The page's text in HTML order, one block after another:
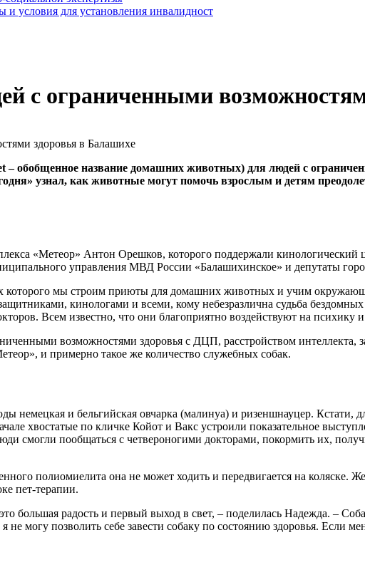
и условия для установления инвалидност
с ограниченными
– обобщенное название домашних животных) для людей с
узнал, как животные могут помочь взрослым и детям
«Метеор» Антон Орешков, которого поддержали
управления МВД России «Балашихинское» и депутаты
которого мы строим приюты для домашних животных и учим
кинологами и всеми, кому небезразлична судьба
Всем известно, что они благоприятно воздействуют на психику и
возможностями здоровья с ДЦП, расстройством интеллекта,
и примерно такое же количество служебных собак.
немецкая и бельгийская овчарка (малинуа) и ризеншнауцер. Кстати,
хвостатые по кличке Койот и Вакс устроили показательное
смогли пообщаться с четвероногими докторами, покормить их,
полиомиелита она не может ходить и передвигается на коляске.
пет-терапии.
большая радость и первый выход в свет, – поделилась Надежда. –
могу позволить себе завести собаку по состоянию здоровья. Если